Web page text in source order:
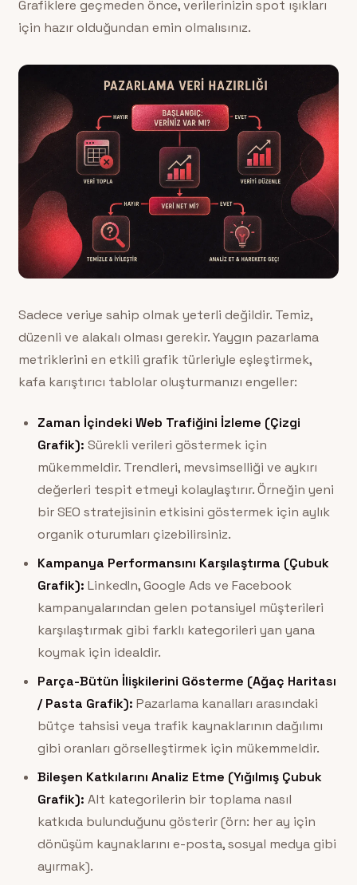
Grafiklere geçmeden önce, verilerinizin spot ışıkları
için hazır olduğundan emin olmalısınız.
Sadece veriye sahip olmak yeterli değildir. Temiz,
düzenli ve alakalı olması gerekir. Yaygın pazarlama
metriklerini en etkili grafik türleriyle eşleştirmek,
kafa karıştırıcı tablolar oluşturmanızı engeller:
Zaman İçindeki Web Trafiğini İzleme (Çizgi
Grafik): Sürekli verileri göstermek için
mükemmeldir. Trendleri, mevsimselliği ve aykırı
değerleri tespit etmeyi kolaylaştırır. Örneğin yeni
bir SEO stratejisinin etkisini göstermek için aylık
organik oturumları çizebilirsiniz.
Kampanya Performansını Karşılaştırma (Çubuk
Grafik): LinkedIn, Google Ads ve Facebook
kampanyalarından gelen potansiyel müşterileri
karşılaştırmak gibi farklı kategorileri yan yana
koymak için idealdir.
Parça-Bütün İlişkilerini Gösterme (Ağaç Haritası
/ Pasta Grafik): Pazarlama kanalları arasındaki
bütçe tahsisi veya trafik kaynaklarının dağılımı
gibi oranları görselleştirmek için mükemmeldir.
Bileşen Katkılarını Analiz Etme (Yığılmış Çubuk
Grafik): Alt kategorilerin bir toplama nasıl
katkıda bulunduğunu gösterir (örn: her ay için
dönüşüm kaynaklarını e-posta, sosyal medya gibi
ayırmak).